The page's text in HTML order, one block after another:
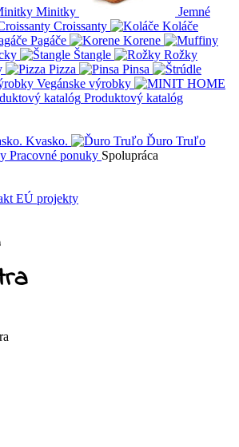
Minitky
Jemné
Croissanty
Koláče
Pagáče
Korene
Štangle
Rožky
Pizza
Pinsa
Vegánske výrobky
Produktový katalóg
Kvasko.
Ďuro Truľo
Pracovné ponuky Spolupráca
EÚ projekty